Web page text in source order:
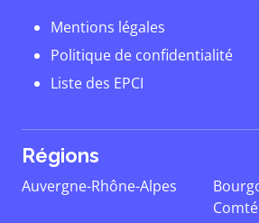
Mentions légales
Politique de confidentialité
Liste des EPCI
Régions
Auvergne-Rhône-Alpes
Bourgogne-Franche-
Comté